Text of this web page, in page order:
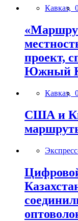
Кавказ,
проект,
Южный
Кавказ,
США и